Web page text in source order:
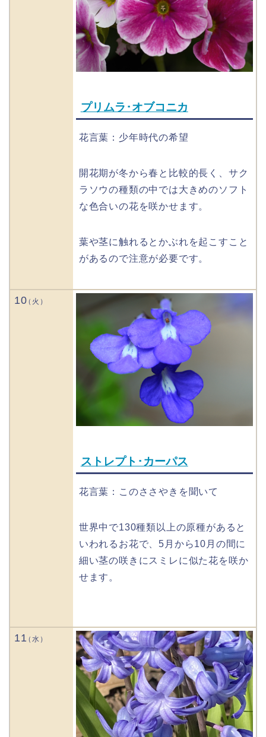
プリムラ･オブコニカ
花言葉：少年時代の希望
開花期が冬から春と比較的長く、サク
ラソウの種類の中では大きめのソフト
な色合いの花を咲かせます。
葉や茎に触れるとかぶれを起こすこと
があるので注意が必要です。
10
ストレプト･カーパス
花言葉：このささやきを聞いて
世界中で130種類以上の原種があると
いわれるお花で、5月から10月の間に
細い茎の咲きにスミレに似た花を咲か
せます。
11